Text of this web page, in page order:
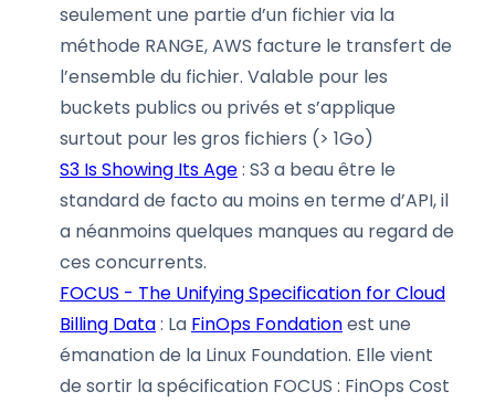
seulement une partie d’un fichier via la
méthode RANGE, AWS facture le transfert de
l’ensemble du fichier. Valable pour les
buckets publics ou privés et s’applique
surtout pour les gros fichiers (> 1Go)
S3 Is Showing Its Age: S3 a beau être le
standard de facto au moins en terme d’API, il
a néanmoins quelques manques au regard de
ces concurrents.
FOCUS - The Unifying Specification for Cloud
Billing Data: La FinOps Fondationest une
émanation de la Linux Foundation. Elle vient
de sortir la spécification FOCUS : FinOps Cost